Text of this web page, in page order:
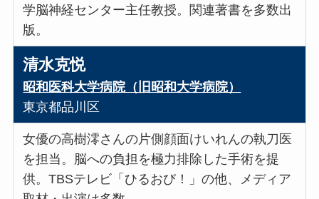
学脳神経センター主任教授。関連著書を多数出
版。
清水克悦
昭和医科大学病院（旧昭和大学病院）
東京都品川区
女優の高樹澪さんの片側顔面けいれんの執刀医
を担当。脳への負担を極力排除した手術を提
供。TBSテレビ「ひるおび！」の他、メディア